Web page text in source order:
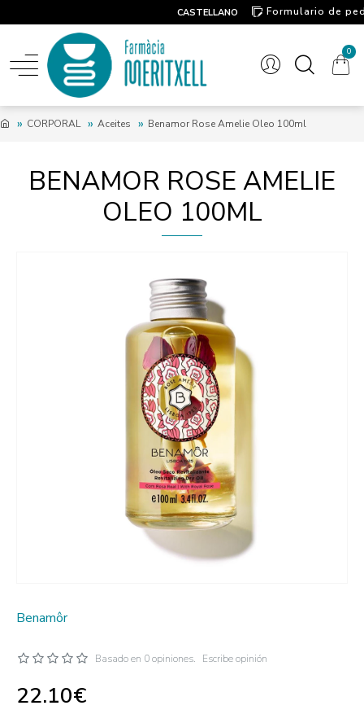
CASTELLANO
Formulario de
0
CORPORAL Aceites Benamor Rose Amelie Oleo 100ml
BENAMOR ROSE AMELIE
OLEO 100ML
Benamôr
Basado en 0 opiniones. Escribe opinión
22.10€